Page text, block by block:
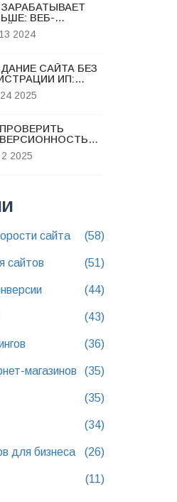
ЗАРАБАТЫВАЕТ
ВЕБ-
ИЛИ
2024
САЙТА БЕЗ
ИП:
2025
ПРОВЕРИТЬ
2025
сайта (58)
сайтов (51)
(44)
(43)
(36)
магазинов (35)
(35)
(34)
для бизнеса (26)
(11)